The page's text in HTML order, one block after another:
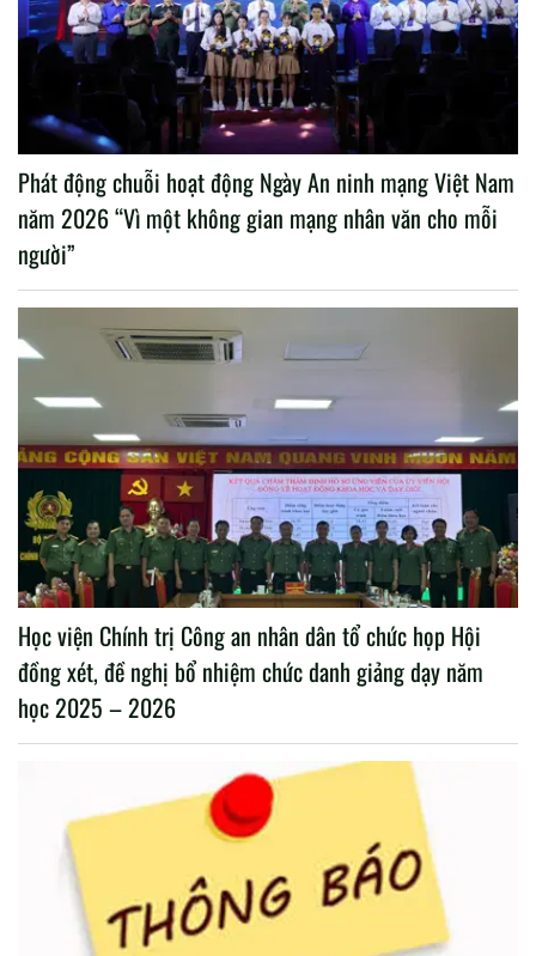
Phát động chuỗi hoạt động Ngày An ninh mạng Việt Nam
năm 2026 “Vì một không gian mạng nhân văn cho mỗi
người”
Học viện Chính trị Công an nhân dân tổ chức họp Hội
đồng xét, đề nghị bổ nhiệm chức danh giảng dạy năm
học 2025 – 2026